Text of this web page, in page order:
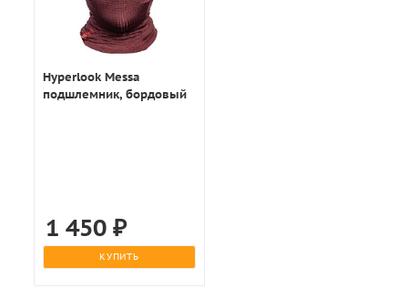
Hyperlook Messa
подшлемник, бордовый
1 450₽
КУПИТЬ